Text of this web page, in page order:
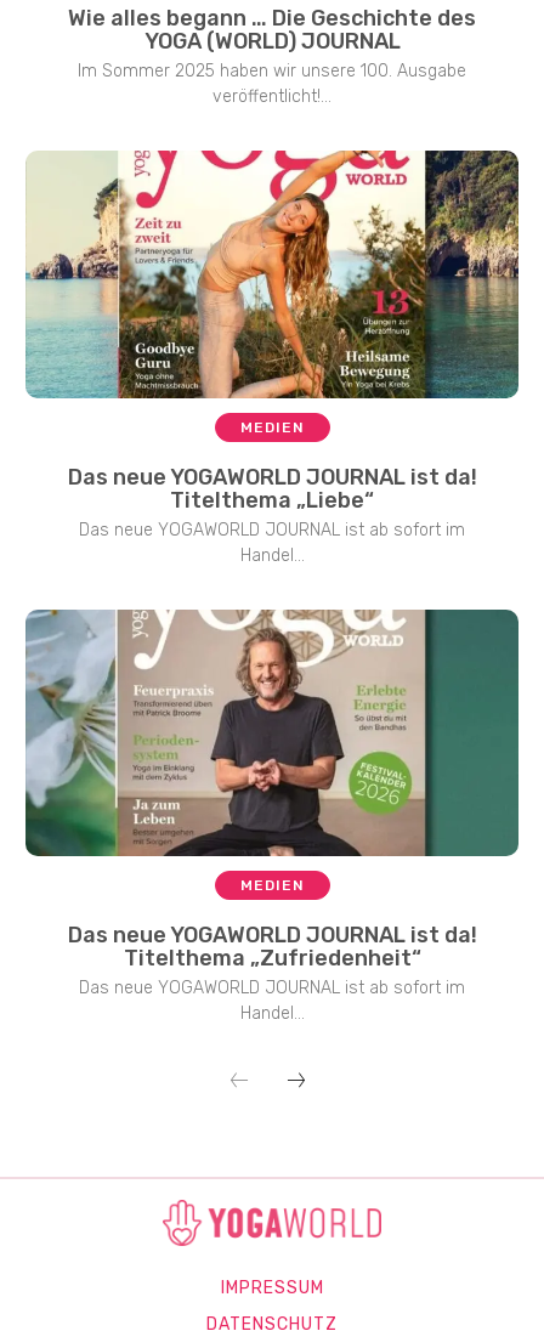
Wie alles begann … Die Geschichte des
YOGA (WORLD) JOURNAL
Im Sommer 2025 haben wir unsere 100. Ausgabe
veröffentlicht!...
MEDIEN
Das neue YOGAWORLD JOURNAL ist da!
Titelthema „Liebe“
Das neue YOGAWORLD JOURNAL ist ab sofort im
Handel...
MEDIEN
Das neue YOGAWORLD JOURNAL ist da!
Titelthema „Zufriedenheit“
Das neue YOGAWORLD JOURNAL ist ab sofort im
Handel...
IMPRESSUM
DATENSCHUTZ